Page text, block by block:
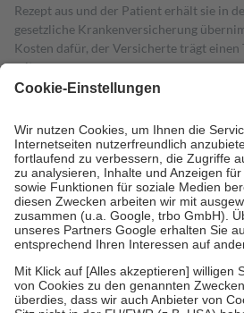
Rezept aus und der Patient erhält sie in
gesetzliche Krankenversicherung
Kosten dafür, der Versicherte trägt einen
mit.
Grundsätzlich leisten Mitglieder
höchstens zehn Euro.
Es sind jedoch nie
Kosten der Leistung zu entrichten.
Diese Regeln gelten grundsätzlich auch
Bei Heilmitteln und häuslicher
Zuzahlung zehn Prozent der Kosten
Verordnung.
Um das Engagement der Versicherten für
stärken und die besondere Stellung der
fallenkeine Zuzahlungenan bei:
• Kindern und Jugendlichen bis zum